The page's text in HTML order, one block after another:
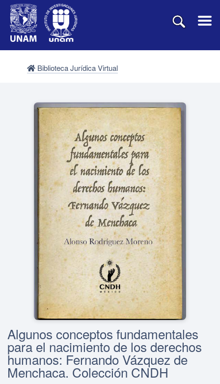
Biblioteca Jurídica Virtual
Algunos conceptos fundamentales
para el nacimiento de los derechos
humanos: Fernando Vázquez de
Menchaca. Colección CNDH